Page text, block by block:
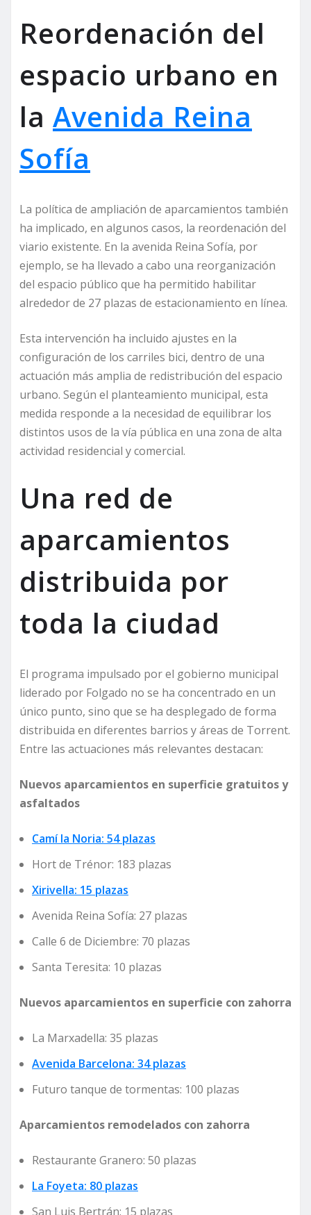
Reordenación del
espacio urbano en
la Avenida Reina
Sofía
La política de ampliación de aparcamientos también
ha implicado, en algunos casos, la reordenación del
viario existente. En la avenida Reina Sofía, por
ejemplo, se ha llevado a cabo una reorganización
del espacio público que ha permitido habilitar
alrededor de 27 plazas de estacionamiento en línea.
Esta intervención ha incluido ajustes en la
configuración de los carriles bici, dentro de una
actuación más amplia de redistribución del espacio
urbano. Según el planteamiento municipal, esta
medida responde a la necesidad de equilibrar los
distintos usos de la vía pública en una zona de alta
actividad residencial y comercial.
Una red de
aparcamientos
distribuida por
toda la ciudad
El programa impulsado por el gobierno municipal
liderado por Folgado no se ha concentrado en un
único punto, sino que se ha desplegado de forma
distribuida en diferentes barrios y áreas de Torrent.
Entre las actuaciones más relevantes destacan:
Nuevos aparcamientos en superficie gratuitos y
asfaltados
Camí la Noria: 54 plazas
Hort de Trénor: 183 plazas
Xirivella: 15 plazas
Avenida Reina Sofía: 27 plazas
Calle 6 de Diciembre: 70 plazas
Santa Teresita: 10 plazas
Nuevos aparcamientos en superficie con zahorra
La Marxadella: 35 plazas
Avenida Barcelona: 34 plazas
Futuro tanque de tormentas: 100 plazas
Aparcamientos remodelados con zahorra
Restaurante Granero: 50 plazas
La Foyeta: 80 plazas
San Luis Bertrán: 15 plazas